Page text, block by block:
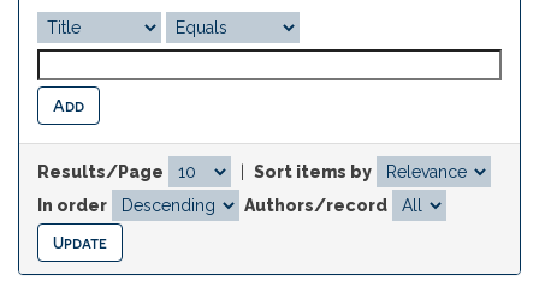
Results/Page
Sort items by
In order
Authors/record